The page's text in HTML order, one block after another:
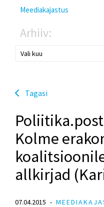
Meediakajastus
Arhiiv:
Tagasi
Kolme
allkirjad
07.04.2015